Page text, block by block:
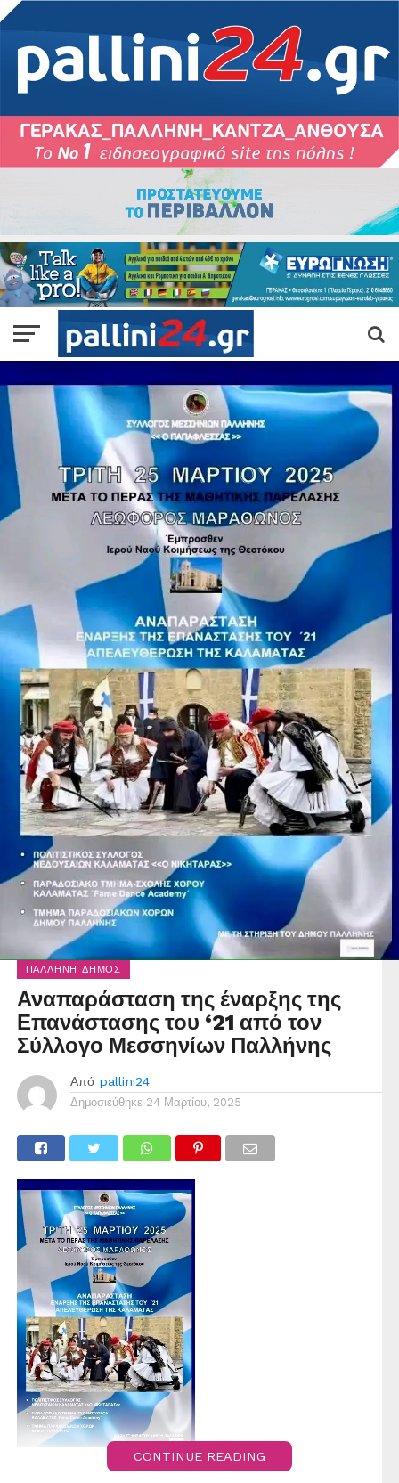
ΠΑΛΛΉΝΗ ΔΉΜΟΣ
Αναπαράσταση της έναρξης της
Επανάστασης του ‘21 από τον
Σύλλογο Μεσσηνίων Παλλήνης
Από pallini24
Δημοσιεύθηκε 24 Μαρτίου, 2025
CONTINUE READING